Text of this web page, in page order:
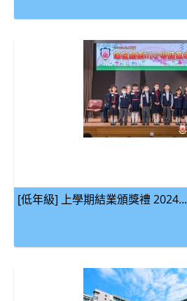
[低年級] 上學期結業頒獎禮 2024...